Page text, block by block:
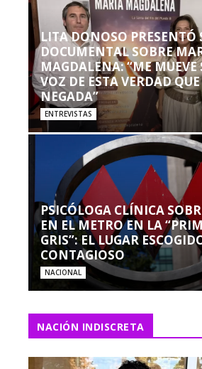
LITA DONOSO PRESENTÓ
DOCUMENTAL SOBRE
MAGDALENA: “ME MUEVE
VOZ DE ESTA VERDAD
NEGADA”
ENTREVISTAS
PSICÓLOGA CLÍNICA
EN EL METRO EN LA
GRIS”: EL LUGAR
CONTAGIOSO
NACIONAL
NACIÓN INDISCRETA